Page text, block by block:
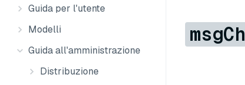
Guida per l'utente
Modelli
Guida all'amministrazione
Distribuzione